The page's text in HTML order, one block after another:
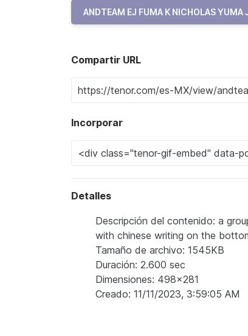
ANDTEAM EJ FUMA K NICHOLAS YUMA
Compartir URL
Incorporar
Detalles
Descripción del contenido: a
with chinese writing on the
Tamaño de archivo: 1545KB
Duración: 2.600 sec
Dimensiones: 498x281
Creado: 11/11/2023, 3:59:05 AM